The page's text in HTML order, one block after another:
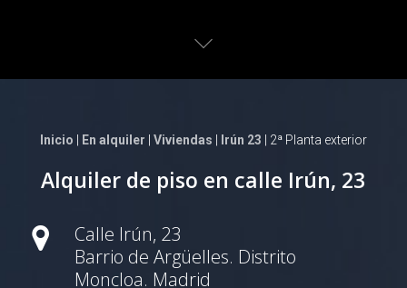
Inicio En alquiler Viviendas Irún 23 | 2ª Planta exterior
Alquiler de piso en calle Irún, 23
Calle Irún, 23
Barrio de Argüelles. Distrito
Moncloa. Madrid